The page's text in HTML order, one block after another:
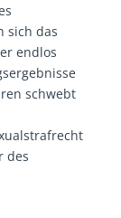
sich das
endlos
schwebt
des